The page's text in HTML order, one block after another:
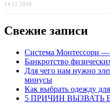
14.12.2018
Свежие записи
Система Монтессори —
Банкротство
Для чего нам нужно
минусы
Как выбрать одежду
5 ПРИЧИН ВЫЗВАТЬ